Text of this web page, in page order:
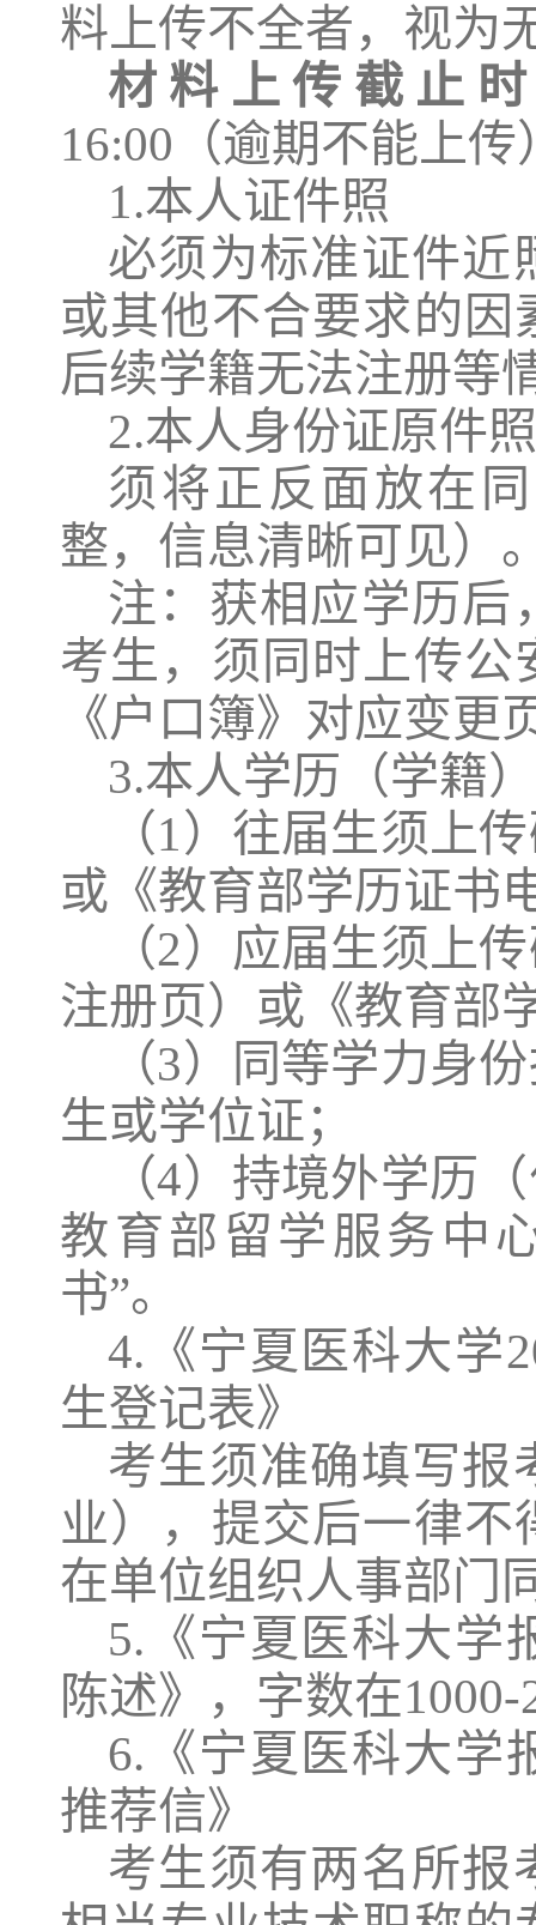
料上传不全者，视为
材料上传截止
16:00 （逾期不能上传
1.本人证件照
必须为标准证件近
或其他不合要求的
后续学籍无法注册等
2.本人身份证原件
须将正反面放在
整，信息清晰可见）
注：获相应学历后
考生，须同时上传
《户口簿》对应变更
3.本人学历（学籍
（1）往届生须上
或《教育部学历证书
（2）应届生须上
注册页）或《教育部
（3）同等学力身
生或学位证；
（4）持境外学历
教育部留学服务中
书”。
4. 《宁夏医科大学
生登记表》
考生须准确填写报
业），提交后一律不
在单位组织人事部门
5. 《宁夏医科大
陈述》 ， 字数在
6. 《宁夏医科大
推荐信》
考生须有两名所报